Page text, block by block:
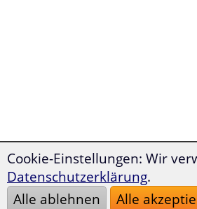
Cookie-Einstellungen: Wir
Datenschutzerklärung.
Alle ablehnen
Alle